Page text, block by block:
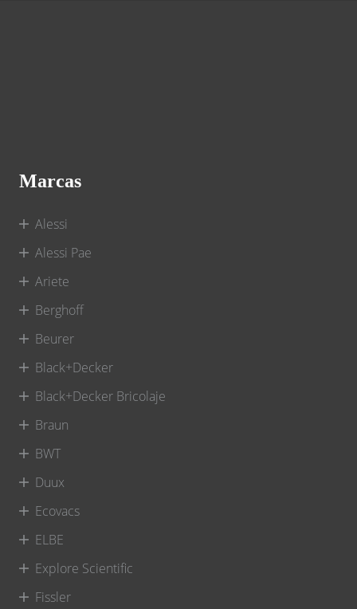
Marcas
Alessi
Alessi Pae
Ariete
Berghoff
Beurer
Black+Decker
Black+Decker Bricolaje
Braun
BWT
Duux
Ecovacs
ELBE
Explore Scientific
Fissler